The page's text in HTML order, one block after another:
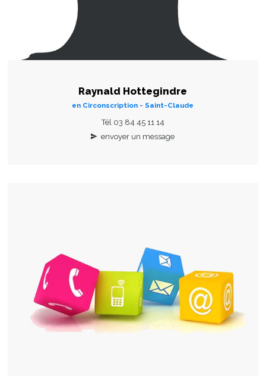
Raynald Hottegindre
en Circonscription - Saint-Claude
Tél 03 84 45 11 14
envoyer un message